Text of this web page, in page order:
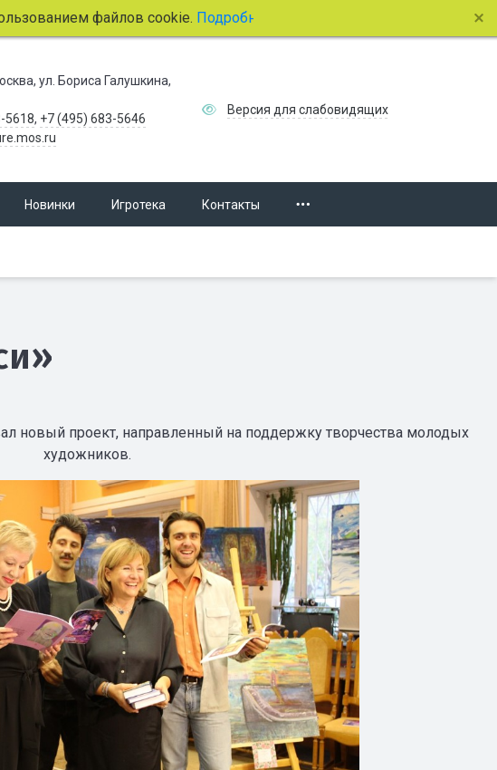
файлов cookie.Подробнее.
ул. Бориса Галушкина,
5618, +7 (495) 683-5646
Версия для слабовидящих
Новинки Игротека Контакты
новый проект, направленный на поддержку творчества молодых
художников.